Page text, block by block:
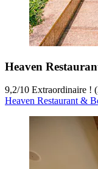
Heaven
9,2/10 Extraordinaire !
Heaven Restaurant &